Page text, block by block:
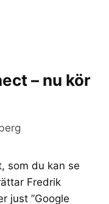
– nu kör
som du kan se
Fredrik
just ”Google